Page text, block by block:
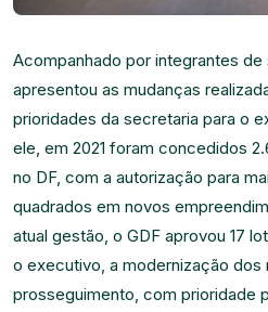
Acompanhado por integrantes de
apresentou as mudanças
prioridades da secretaria para o
ele, em 2021 foram concedidos
no DF, com a autorização para
quadrados em novos
atual gestão, o GDF aprovou 17
o executivo, a modernização dos
prosseguimento, com prioridade